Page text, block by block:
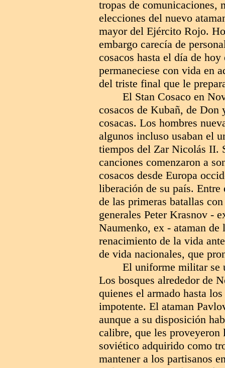
tropas de comunicaciones,
elecciones del nuevo
mayor del Ejército Rojo.
embargo carecía de
cosacos hasta el día de
permaneciese con vida en
del triste final que le
El Stan Cosaco en
cosacos de Kubañ, de Don
cosacas. Los hombres
algunos incluso usaban el
tiempos del Zar Nicolás II.
canciones comenzaron a
cosacos desde Europa
liberación de su país. Entre
de las primeras batallas
generales Peter Krasnov -
Naumenko, ex - ataman de
renacimiento de la vida
de vida nacionales, que
El uniforme militar se
Los bosques alrededor de
quienes el armado hasta
impotente. El ataman
aunque a su disposición
calibre, que les proveyeron
soviético adquirido como
mantener a los partisanos